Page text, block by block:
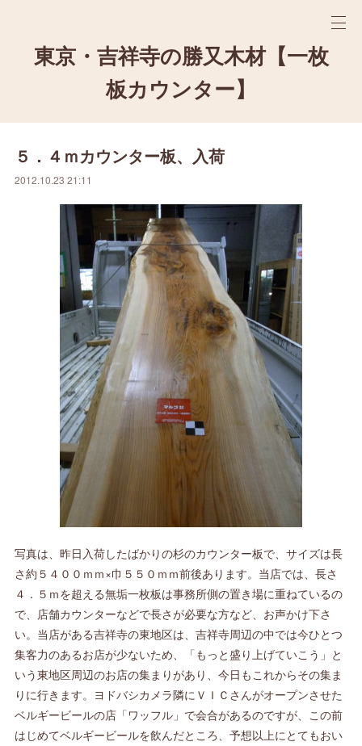
東京・吉祥寺の勝又木材【一枚
板カウンター】
５．４ｍカウンター板、入荷
2012.10.23 21:11
写真は、昨日入荷したばかりの杉のカウンター板で、サイズは長
さ約５４００ｍｍ×巾５５０ｍｍ前後あります。当店では、長さ
４．５ｍを超える無垢一枚板は事務所側の置き場に重ねているの
で、店舗カウンターなどで長さが必要な方など、お声かけ下さ
い。当店がある吉祥寺の東地区は、吉祥寺周辺の中では今ひとつ
集客力のあるお店が少ないため、「もっと盛り上げていこう」と
いう東地区周辺のお店の集まりがあり、今日もこれからその集ま
りに行きます。ヨドバシカメラ隣にＶＩＣさんがオープンさせた
ベルギービールの店「ワッフル」で会合があるのですが、この前
はじめてベルギービールを飲んだところ、予想以上にとてもおい